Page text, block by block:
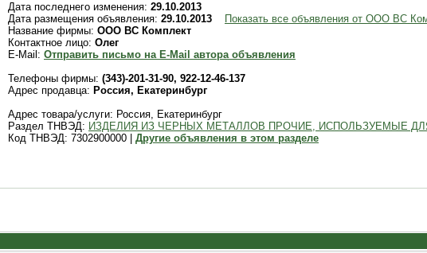
Дата последнего изменения: 29.10.2013
Дата размещения объявления: 29.10.2013
Показать все объявления от ООО ВС
Название фирмы: ООО ВС Комплект
Контактное лицо: Олег
E-Mail: Отправить письмо на E-Mail автора объявления
Телефоны фирмы: (343)-201-31-90, 922-12-46-137
Адрес продавца: Россия, Екатеринбург
Адрес товара/услуги: Россия, Екатеринбург
Раздел ТНВЭД: ИЗДЕЛИЯ ИЗ ЧЕРНЫХ МЕТАЛЛОВ ПРОЧИЕ, ИСПОЛЬЗУЕМЫЕ
Код ТНВЭД: 7302900000 | Другие объявления в этом разделе